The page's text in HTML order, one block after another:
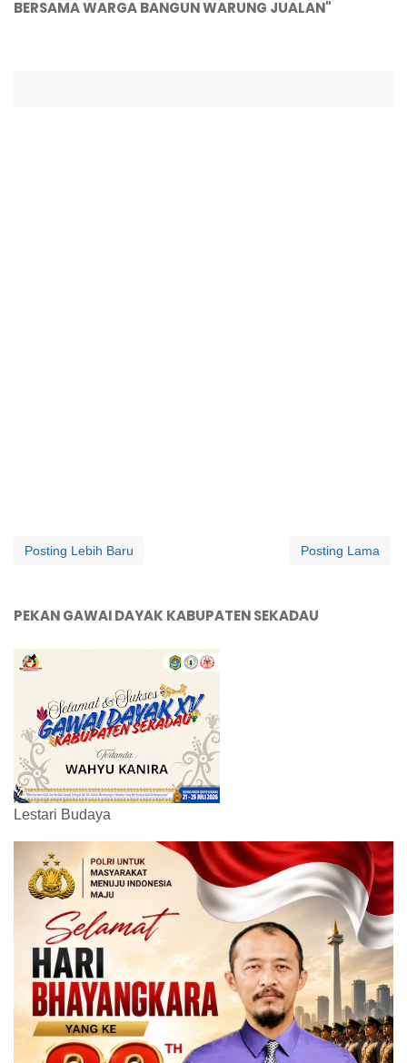
BERSAMA WARGA BANGUN WARUNG JUALAN"
Posting Lebih Baru Posting Lama
PEKAN GAWAI DAYAK KABUPATEN SEKADAU
Lestari Budaya